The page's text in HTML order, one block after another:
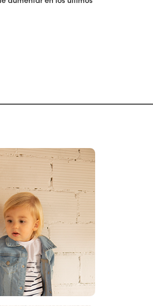
aumentar en los últimos